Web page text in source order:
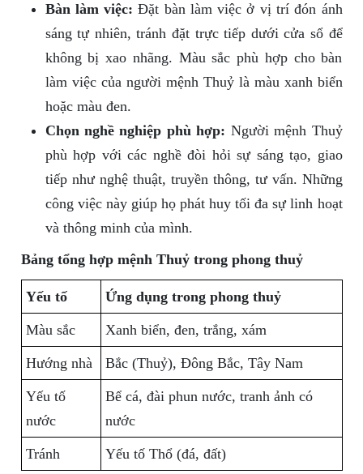
Bàn làm việc: Đặt bàn làm việc ở vị trí đón ánh
sáng tự nhiên, tránh đặt trực tiếp dưới cửa sổ để
không bị xao nhãng. Màu sắc phù hợp cho bàn
làm việc của người mệnh Thuỷ là màu xanh biển
hoặc màu đen.
Chọn nghề nghiệp phù hợp: Người mệnh Thuỷ
phù hợp với các nghề đòi hỏi sự sáng tạo, giao
tiếp như nghệ thuật, truyền thông, tư vấn. Những
công việc này giúp họ phát huy tối đa sự linh hoạt
và thông minh của mình.
Bảng tổng hợp mệnh Thuỷ trong phong thuỷ
Yếu tố Ứng dụng trong phong thuỷ
Màu sắc Xanh biển, đen, trắng, xám
Hướng nhà Bắc (Thuỷ), Đông Bắc, Tây Nam
Yếu tố
nước
Bể cá, đài phun nước, tranh ảnh có
nước
Tránh
Yếu tố Thổ (đá, đất)